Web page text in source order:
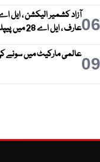
06عارف ، ایل اے 28 میں پیپلز پارٹی کے بازل نقوی کامیاب
09عالمی مارکیٹ میں سونے